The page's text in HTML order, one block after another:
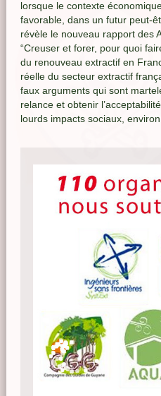
lorsque le contexte
favorable, dans un futur peut-
révèle le nouveau rapport des
“Creuser et forer, pour quoi
du renouveau extractif en
réelle du secteur extractif
faux arguments qui sont
relance et obtenir
lourds impacts sociaux,